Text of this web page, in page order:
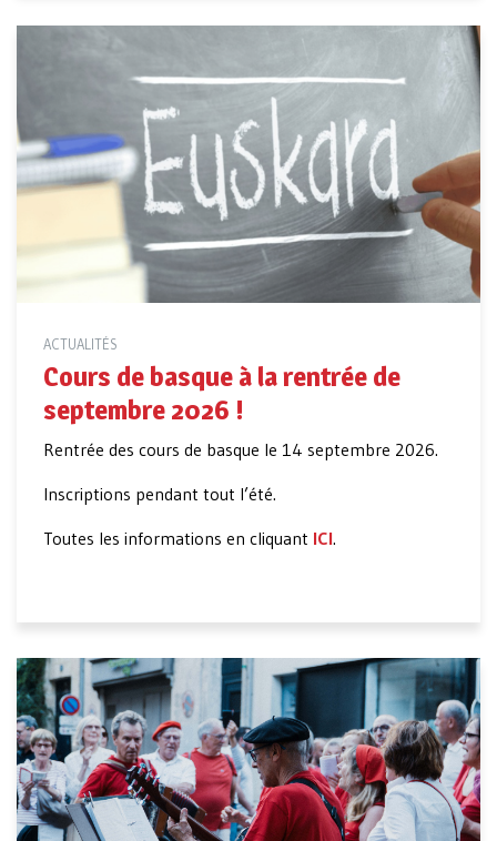
ACTUALITÉS
Cours de basque à la rentrée de
septembre 2026 !
Rentrée des cours de basque le 14 septembre 2026.
Inscriptions pendant tout l’été.
Toutes les informations en cliquant ICI.